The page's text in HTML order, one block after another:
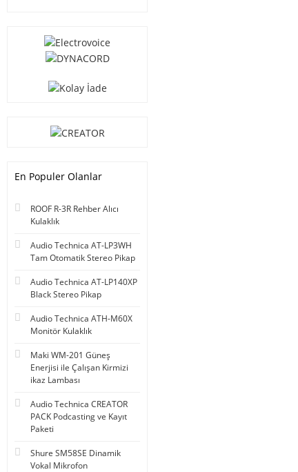
En Populer Olanlar
ROOF R-3R Rehber Alıcı
Kulaklık
Audio Technica AT-LP3WH
Tam Otomatik Stereo Pikap
Audio Technica AT-LP140XP
Black Stereo Pikap
Audio Technica ATH-M60X
Monitör Kulaklık
Maki WM-201 Güneş
Enerjisi ile Çalışan Kirmizi
ikaz Lambası
Audio Technica CREATOR
PACK Podcasting ve Kayıt
Paketi
Shure SM58SE Dinamik
Vokal Mikrofon